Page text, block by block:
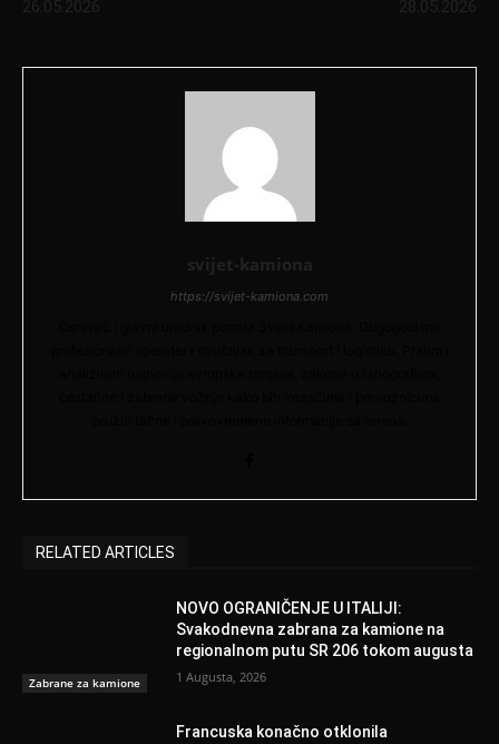
26.05.2026
28.05.2026
svijet-kamiona
https://svijet-kamiona.com
RELATED ARTICLES
Zabrane za kamione
NOVO OGRANIČENJE U ITALIJI:
Svakodnevna zabrana za kamione na
regionalnom putu SR 206 tokom augusta
1 Augusta, 2026
Francuska konačno otklonila